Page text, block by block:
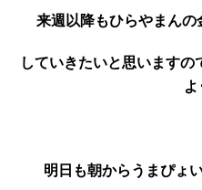
来週以降もひらやまん
していきたいと思いますの
よ
明日も朝からうまぴょ